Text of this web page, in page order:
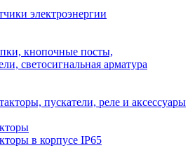
электроэнергии
кнопочные посты,
светосигнальная арматура
пускатели, реле и аксессуары
в корпусе IP65